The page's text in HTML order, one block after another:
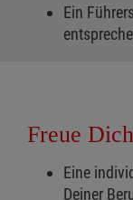
Ein
Freue
Eine
Deiner